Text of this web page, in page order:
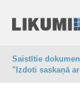
Saistītie
"Izdoti saskaņā